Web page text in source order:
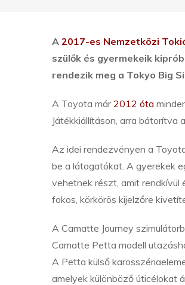
A 2017-es Nemzetközi
szülők és gyermekeik
rendezik meg a Tokyo Big
A Toyota már2012 óta
Játékkiállításon, arra bátorítva
Az idei rendezvényen a
be a látogatókat. A gyerekek
vehetnek részt, amit
fokos, körkörös kijelzőre
A Camatte Journey
Camatte Petta modell
A Petta külső
amelyek különböző úticélokat